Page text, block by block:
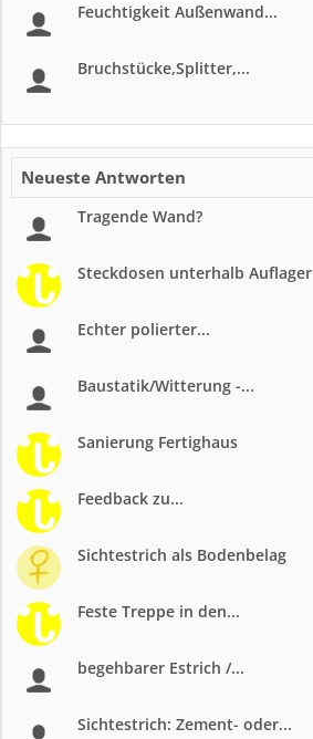
Feuchtigkeit Außenwand...
Bruchstücke,Splitter,...
Neueste Antworten
Tragende Wand?
Steckdosen unterhalb Auflager
Echter polierter...
Baustatik/Witterung -...
Sanierung Fertighaus
Feedback zu...
Sichtestrich als Bodenbelag
Feste Treppe in den...
begehbarer Estrich /...
Sichtestrich: Zement- oder...